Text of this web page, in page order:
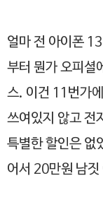
얼마 전 아이폰
부터 뭔가 오피셜
스. 이건 11번가
쓰여있지 않고 전
특별한 할인은 없
어서 20만원 남짓